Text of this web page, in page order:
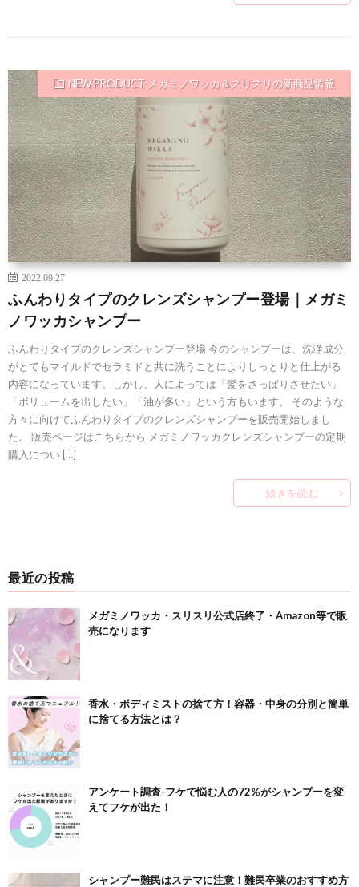
NEW PRODUCT メガミノワッカ＆スリスリの新商品情報
2022.09.27
ふんわりタイプのクレンズシャンプー登場｜メガミ
ノワッカシャンプー
ふんわりタイプのクレンズシャンプー登場 今のシャンプーは、洗浄成分
がとてもマイルドでセラミドと共に洗うことによりしっとりと仕上がる
内容になっています。しかし、人によっては「髪をさっぱりさせたい」
「ボリュームを出したい」「油が多い」という方もいます。 そのような
方々に向けてふんわりタイプのクレンズシャンプーを販売開始しまし
た。 販売ページはこちらから メガミノワッカクレンズシャンプーの定期
購入につい […]
続きを読む
最近の投稿
メガミノワッカ・スリスリ公式店終了・Amazon等で販
売になります
香水・ボディミストの捨て方！容器・中身の分別と簡単
に捨てる方法とは？
アンケート調査-フケで悩む人の72%がシャンプーを変
えてフケが出た！
シャンプー難民はステマに注意！難民卒業のおすすめ方